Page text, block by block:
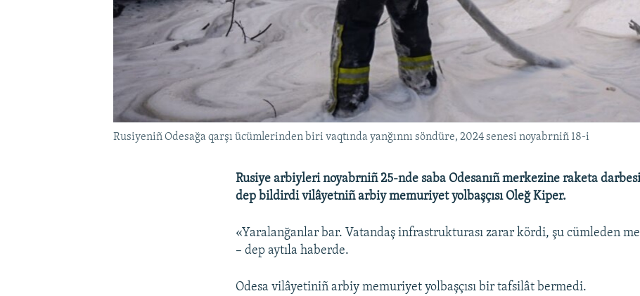
Rusiyeniñ Odesağa qarşı ücümlerinden biri vaqtında yanğınnı söndüre, 2024 senesi noyabrniñ 18-i
Rusiye arbiyleri noyabrniñ 25-nde saba Odesanıñ merkezine raketa
dep bildirdi vilâyetniñ arbiy memuriyet yolbaşçısı Oleğ Kiper.
«Yaralanğanlar bar. Vatandaş infrastrukturası zarar kördi, şu cümleden
– dep aytıla haberde.
Odesa vilâyetiniñ arbiy memuriyet yolbaşçısı bir tafsilât bermedi.